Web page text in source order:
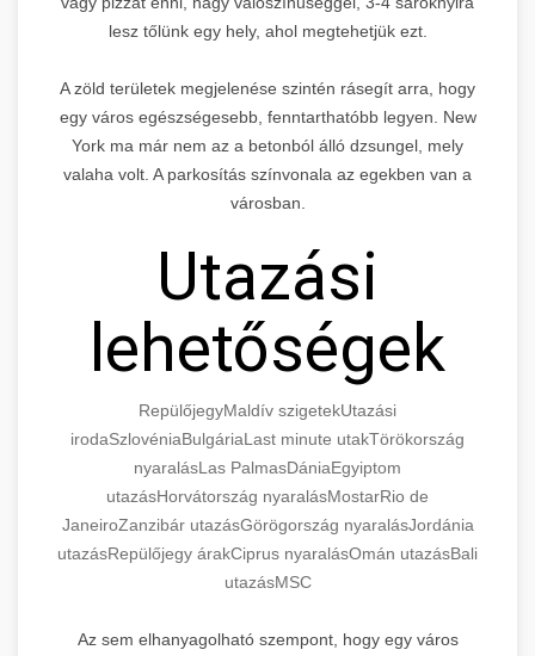
lesz tőlünk egy hely, ahol megtehetjük ezt.
A zöld területek megjelenése szintén rásegít arra, hogy
egy város egészségesebb, fenntarthatóbb legyen. New
York ma már nem az a betonból álló dzsungel, mely
valaha volt. A parkosítás színvonala az egekben van a
városban.
Utazási
lehetőségek
RepülőjegyMaldív szigetekUtazási
irodaSzlovéniaBulgáriaLast minute utakTörökország
nyaralásLas PalmasDániaEgyiptom
utazásHorvátország nyaralásMostarRio de
JaneiroZanzibár utazásGörögország nyaralásJordánia
utazásRepülőjegy árakCiprus nyaralásOmán utazásBali
utazásMSC
Az sem elhanyagolható szempont, hogy egy város